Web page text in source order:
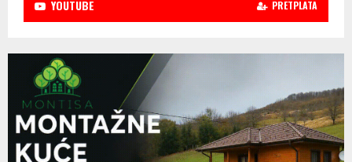
YOUTUBE PRETPLATA